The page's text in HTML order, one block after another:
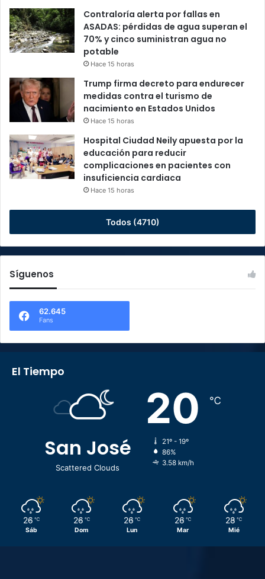
Contraloría alerta por fallas en
ASADAS: pérdidas de agua superan el
70% y cinco suministran agua no
potable
Hace 15 horas
Trump firma decreto para endurecer
medidas contra el turismo de
nacimiento en Estados Unidos
Hace 15 horas
Hospital Ciudad Neily apuesta por la
educación para reducir
complicaciones en pacientes con
insuficiencia cardiaca
Hace 15 horas
Todos (4710)
Síguenos
62.645
Fans
El Tiempo
San José
Scattered Clouds
20 ℃
21º - 19º
86%
3.58 km/h
26 ℃
Sáb
26 ℃
Dom
26 ℃
Lun
26 ℃
Mar
28 ℃
Mié